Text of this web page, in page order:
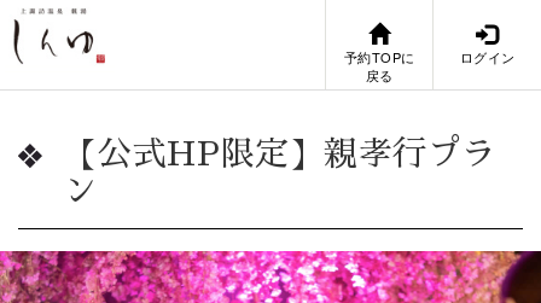
予約TOPに
戻る
ログイン
【公式HP限定】親孝行プラ
ン